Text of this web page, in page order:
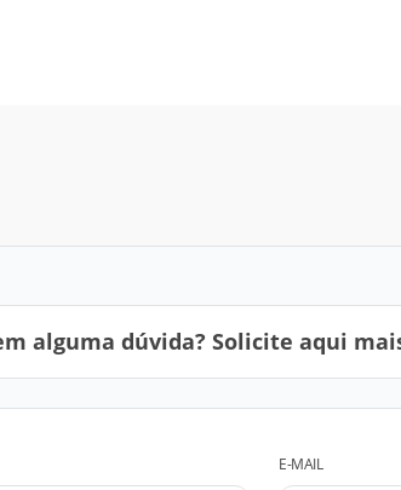
alguma dúvida? Solicite aqui
E-MAIL